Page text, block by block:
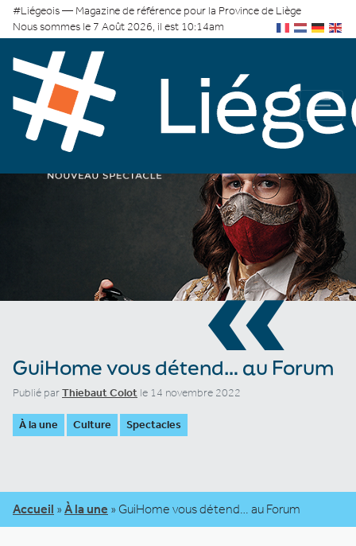
#Liégeois — Magazine de référence pour la Province de Liège
Nous sommes le 7 Août 2026, il est 10:14am
«
GuiHome vous détend… au Forum
Publié parThiebaut Colot le 14 novembre 2022
À la une Culture Spectacles
Accueil » À la une » GuiHome vous détend… au Forum